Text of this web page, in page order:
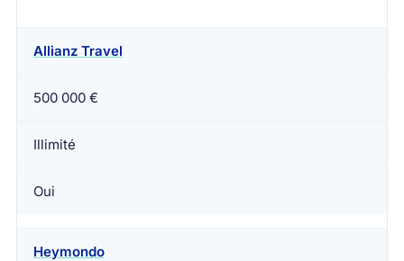
Allianz Travel
500 000 €
Illimité
Oui
Heymondo